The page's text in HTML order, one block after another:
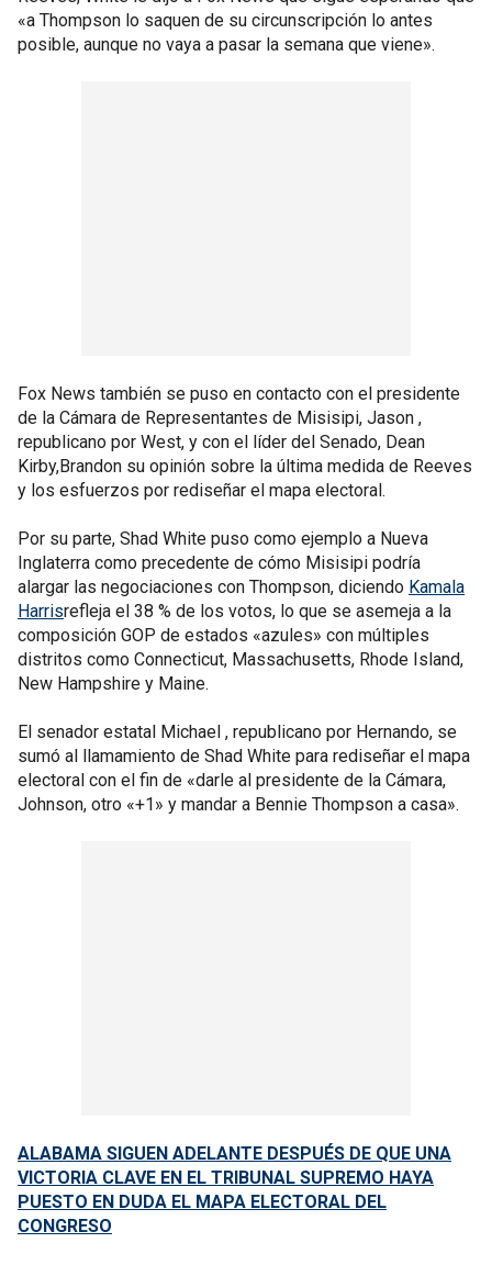
«a Thompson lo saquen de su circunscripción lo antes
posible, aunque no vaya a pasar la semana que viene».
Fox News también se puso en contacto con el presidente
de la Cámara de Representantes de Misisipi, Jason ,
republicano por West, y con el líder del Senado, Dean
Kirby,Brandon su opinión sobre la última medida de Reeves
y los esfuerzos por rediseñar el mapa electoral.
Por su parte, Shad White puso como ejemplo a Nueva
Inglaterra como precedente de cómo Misisipi podría
alargar las negociaciones con Thompson, diciendo Kamala
Harrisrefleja el 38 % de los votos, lo que se asemeja a la
composición GOP de estados «azules» con múltiples
distritos como Connecticut, Massachusetts, Rhode Island,
New Hampshire y Maine.
El senador estatal Michael , republicano por Hernando, se
sumó al llamamiento de Shad White para rediseñar el mapa
electoral con el fin de «darle al presidente de la Cámara,
Johnson, otro «+1» y mandar a Bennie Thompson a casa».
ALABAMA SIGUEN ADELANTE DESPUÉS DE QUE UNA
VICTORIA CLAVE EN EL TRIBUNAL SUPREMO HAYA
PUESTO EN DUDA EL MAPA ELECTORAL DEL
CONGRESO